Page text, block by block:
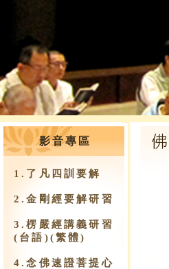
影音專區
1.了凡四訓要解
2.金剛經要解研習
3.楞嚴經講義研習
(台語)(繁體)
4.念佛速證菩提心